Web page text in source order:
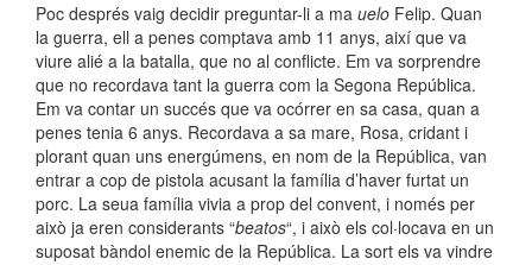
Poc després vaig decidir preguntar-li a ma uelo Felip. Quan
la guerra, ell a penes comptava amb 11 anys, així que va
viure alié a la batalla, que no al conflicte. Em va sorprendre
que no recordava tant la guerra com la Segona República.
Em va contar un succés que va ocórrer en sa casa, quan a
penes tenia 6 anys. Recordava a sa mare, Rosa, cridant i
plorant quan uns energúmens, en nom de la República, van
entrar a cop de pistola acusant la família d’haver furtat un
porc. La seua família vivia a prop del convent, i només per
això ja eren considerants “beatos“, i això els col·locava en un
suposat bàndol enemic de la República. La sort els va vindre